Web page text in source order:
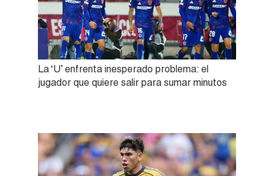
La ‘U’ enfrenta inesperado problema: el
jugador que quiere salir para sumar minutos